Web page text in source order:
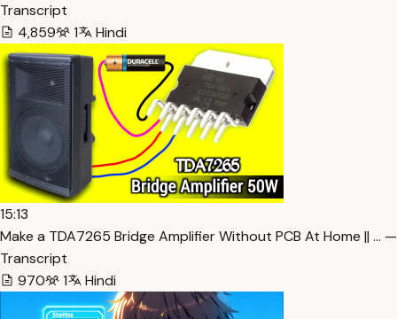
Transcript
4,859
1 Hindi
15:13
Make a TDA7265 Bridge Amplifier Without PCB At Home || … —
Transcript
970
1 Hindi